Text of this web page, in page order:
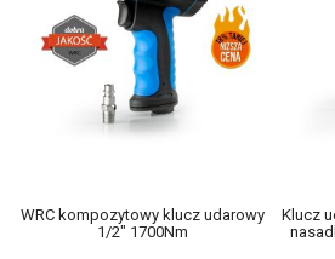
WRC kompozytowy klucz udarowy
1/2" 1700Nm
Klucz